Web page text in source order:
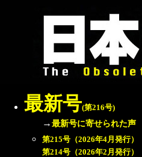
最新号(第216号)
→最新号に寄せられた声
第215号（2026年4月発行）
第214号（2026年2月発行）